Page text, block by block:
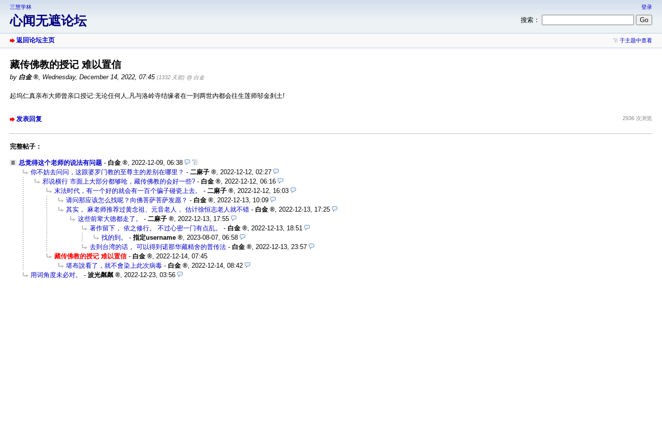
三慧学林
心闻无遮论坛
登录
搜索：
返回论坛主页 于主题中查看
藏传佛教的授记 难以置信
by 白金 , Wednesday, December 14, 2022, 07:45 (1332 天前) @ 白金
起坞仁真亲布大师曾亲口授记:无论任何人,凡与洛岭寺结缘者在一到两世内都会往生莲师邬金刹土!
发表回复 2936 次浏览
完整帖子：
总觉得这个老师的说法有问题 - 白金
2022-12-09, 06:38
你不妨去问问，这跟婆罗门教的至尊主的差别在哪里？ - 二麻子
2022-12-12, 02:27
邪说横行 市面上大部分都够呛，藏传佛教的会好一些? - 白金
2022-12-12, 06:16
末法时代，有一个好的就会有一百个骗子碰瓷上去。
- 二麻子
2022-12-12, 16:03
请问那应该怎么找呢？向佛菩萨菩萨发愿？ - 白金
2022-12-13, 10:09
其实， 麻老师推荐过黄念祖、元音老人， 估计徐恒志老人就不错 - 白金
2022-12-13, 17:25
这些前辈大德都走了。
- 二麻子
2022-12-13, 17:55
著作留下， 依之修行。 不过心密一门有点乱。
- 白金
2022-12-13, 18:51
找的到。
- 指定username
2023-08-07, 06:58
去到台湾的话， 可以得到诺那华藏精舍的普传法 - 白金
2022-12-13, 23:57
藏传佛教的授记 难以置信- 白金
2022-12-14, 07:45
堪布說看了，就不會染上此次病毒 - 白金
2022-12-14, 08:42
用词角度未必对。
- 波光粼粼 2022-12-23, 03:56